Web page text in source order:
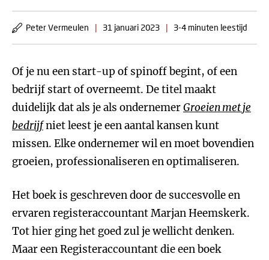
Peter Vermeulen | 31 januari 2023 | 3-4 minuten leestijd
Of je nu een start-up of spinoff begint, of een
bedrijf start of overneemt. De titel maakt
duidelijk dat als je als ondernemerGroeien met je
bedrijfniet leest je een aantal kansen kunt
missen. Elke ondernemer wil en moet bovendien
groeien, professionaliseren en optimaliseren.
Het boek is geschreven door de succesvolle en
ervaren registeraccountant Marjan Heemskerk.
Tot hier ging het goed zul je wellicht denken.
Maar een Registeraccountant die een boek